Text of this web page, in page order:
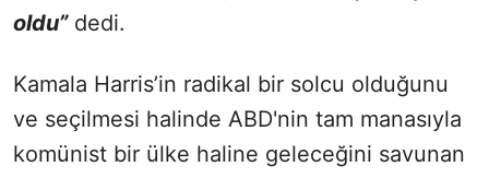
oldu”dedi.
Kamala Harris’in radikal bir solcu olduğunu
ve seçilmesi halinde ABD'nin tam manasıyla
komünist bir ülke haline geleceğini savunan